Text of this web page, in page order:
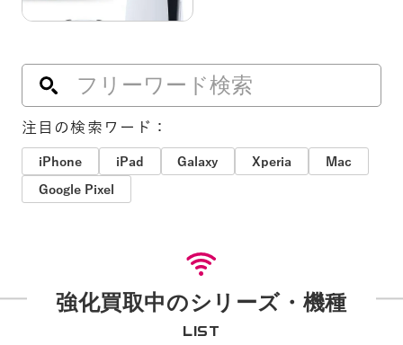
注目の検索ワード：
iPhone iPad Galaxy Xperia
Mac
Google Pixel
強化買取中のシリーズ・機種
LIST